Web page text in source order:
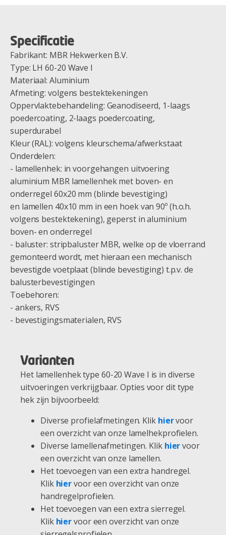
Specificatie
Fabrikant: MBR Hekwerken B.V.
Type: LH 60-20 Wave I
Materiaal: Aluminium
Afmeting: volgens bestektekeningen
Oppervlaktebehandeling: Geanodiseerd, 1-laags
poedercoating, 2-laags poedercoating,
superdurabel
Kleur (RAL): volgens kleurschema/afwerkstaat
Onderdelen:
- lamellenhek: in voorgehangen uitvoering
aluminium MBR lamellenhek met boven- en
onderregel 60x20 mm (blinde bevestiging)
en lamellen 40x10 mm in een hoek van 90º (h.o.h.
volgens bestektekening), geperst in aluminium
boven- en onderregel
- baluster: stripbaluster MBR, welke op de vloerrand
gemonteerd wordt, met hieraan een mechanisch
bevestigde voetplaat (blinde bevestiging) t.p.v. de
balusterbevestigingen
Toebehoren:
- ankers, RVS
- bevestigingsmaterialen, RVS
Varianten
Het lamellenhek type 60-20 Wave I is in diverse
uitvoeringen verkrijgbaar. Opties voor dit type
hek zijn bijvoorbeeld:
Diverse profielafmetingen. Klik hiervoor
een overzicht van onze lamelhekprofielen.
Diverse lamellenafmetingen. Klik hiervoor
een overzicht van onze lamellen.
Het toevoegen van een extra handregel.
Klik hiervoor een overzicht van onze
handregelprofielen.
Het toevoegen van een extra sierregel.
Klik hiervoor een overzicht van onze